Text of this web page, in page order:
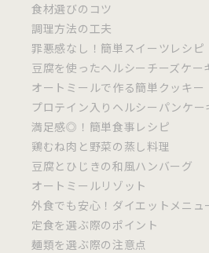
食材選びのコツ
調理方法の工夫
罪悪感なし！簡単スイーツレシピ
豆腐を使ったヘルシーチーズケー
オートミールで作る簡単クッキー
プロテイン入りヘルシーパンケー
満足感◎！簡単食事レシピ
鶏むね肉と野菜の蒸し料理
豆腐とひじきの和風ハンバーグ
オートミールリゾット
外食でも安心！ダイエットメニュ
定食を選ぶ際のポイント
麺類を選ぶ際の注意点